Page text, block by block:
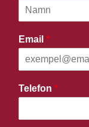
Email *
Telefon *